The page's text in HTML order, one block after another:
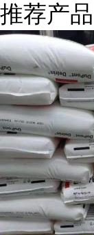
推荐产品